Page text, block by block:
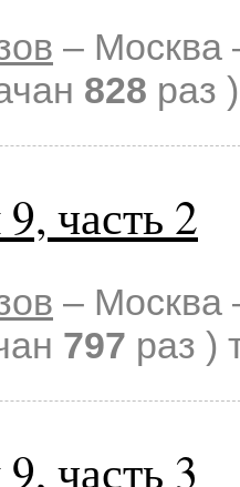
– Москва
828 раз )
часть 2
– Москва
797 раз )
часть 3